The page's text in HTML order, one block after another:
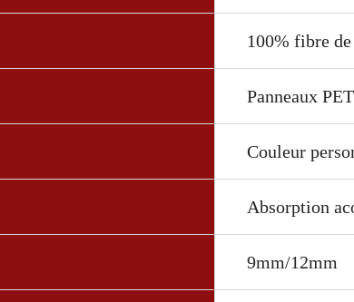
100% fibre
Panneaux
Couleur
Absorption
9mm/12mm